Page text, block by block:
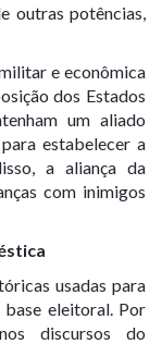
outras potências,
e econômica
dos Estados
um aliado
estabelecer a
a aliança da
com inimigos
usadas para
eleitoral. Por
discursos do